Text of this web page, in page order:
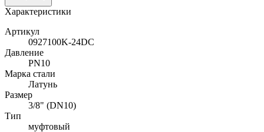
Характеристики
Артикул
0927100K-24DC
Давление
PN10
Марка стали
Латунь
Размер
3/8" (DN10)
Тип
муфтовый